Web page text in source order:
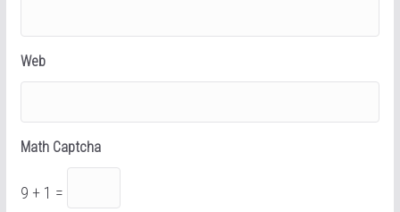
Web
Math Captcha
9 + 1 =